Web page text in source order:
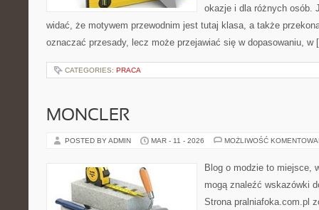
okazje i dla różnych osób.
widać, że motywem przewodnim jest tutaj klasa, a także
oznaczać przesady, lecz może przejawiać się w dopasowaniu,
CATEGORIES: PRACA
MONCLER
POSTED BY ADMIN MAR - 11 - 2026 MOŻLIWOŚĆ
Blog o modzie to miejsce,
mogą znaleźć wskazówki
Strona pralniafoka.com.pl